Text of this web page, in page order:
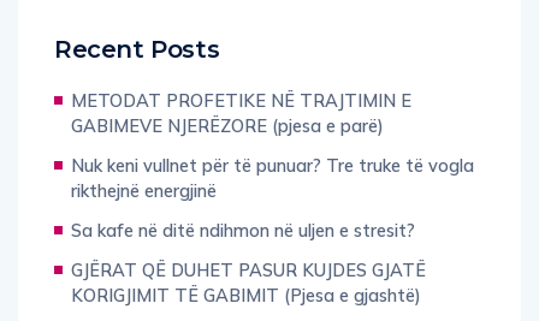
Recent Posts
METODAT PROFETIKE NË TRAJTIMIN E
GABIMEVE NJERËZORE (pjesa e parë)
Nuk keni vullnet për të punuar? Tre truke të vogla
rikthejnë energjinë
Sa kafe në ditë ndihmon në uljen e stresit?
GJËRAT QË DUHET PASUR KUJDES GJATË
KORIGJIMIT TË GABIMIT (Pjesa e gjashtë)